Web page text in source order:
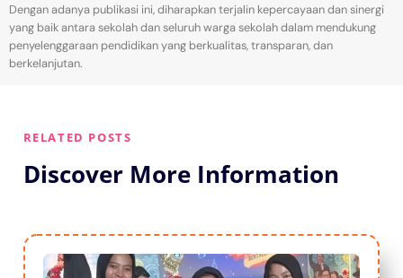
Dengan adanya publikasi ini, diharapkan terjalin kepercayaan dan sinergi
yang baik antara sekolah dan seluruh warga sekolah dalam mendukung
penyelenggaraan pendidikan yang berkualitas, transparan, dan
berkelanjutan.
RELATED POSTS
Discover More Information